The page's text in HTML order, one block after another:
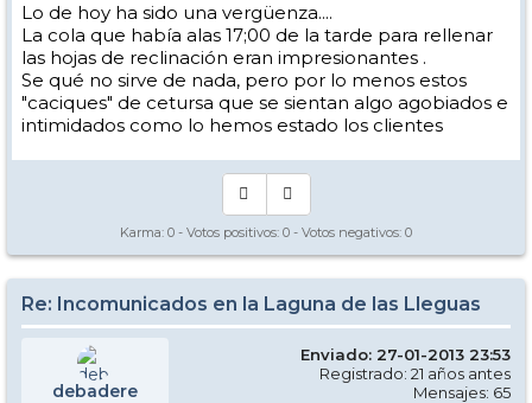
Lo de hoy ha sido una vergüenza....
La cola que había alas 17;00 de la tarde para rellenar
las hojas de reclinación eran impresionantes .
Se qué no sirve de nada, pero por lo menos estos
"caciques" de cetursa que se sientan algo agobiados e
intimidados como lo hemos estado los clientes
Karma: 0 - Votos positivos: 0 - Votos negativos: 0
Re: Incomunicados en la Laguna de las Lleguas
debadere
Enviado: 27-01-2013 23:53
Registrado: 21 años antes
Mensajes: 65